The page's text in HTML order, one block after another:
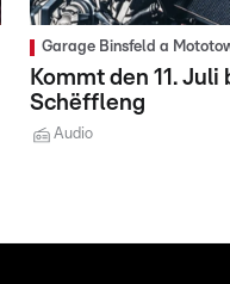
Garage Binsfeld a
Kommt den 11.
Schëffleng
Audio